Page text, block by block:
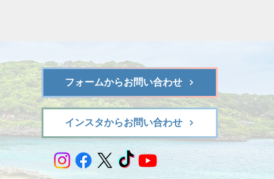
フォームからお問い合わせ
インスタからお問い合わせ